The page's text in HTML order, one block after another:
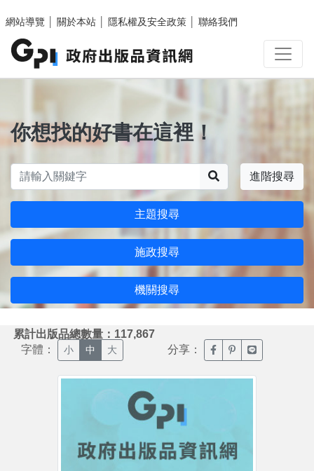
網站導覽
關於本站 隱私權及安全政策 聯絡我們
你想找的好書在這裡！
進階搜尋
主題搜尋
施政搜尋
機關搜尋
累計出版品總數量：117,867
字體： 小 中 大 分享： 臉書分享(另開新視窗)
噗浪分享(另開新
Line分享(另